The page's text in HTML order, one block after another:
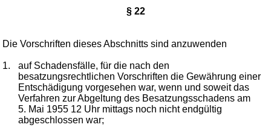
§ 22
Die Vorschriften dieses Abschnitts sind anzuwenden
1.
auf Schadensfälle, für die nach den
besatzungsrechtlichen Vorschriften die Gewährung einer
Entschädigung vorgesehen war, wenn und soweit das
Verfahren zur Abgeltung des Besatzungsschadens am
5. Mai 1955 12 Uhr mittags noch nicht endgültig
abgeschlossen war;